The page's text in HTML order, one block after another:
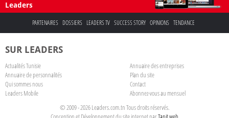
Leaders
PARTENAIRES DOSSIERS LEADERS TV SUCCESS STORY OPINIONS TENDANCE
SUR LEADERS
Actualités Tunisie
Annuaire des entreprises
Annuaire de personnalités
Plan du site
Qui sommes nous
Contact
Leaders Mobile
Abonnez-vous au mensuel
© 2009 - 2026 Leaders.com.tn Tous droits réservés.